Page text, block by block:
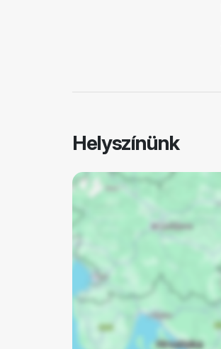
Helyszínünk